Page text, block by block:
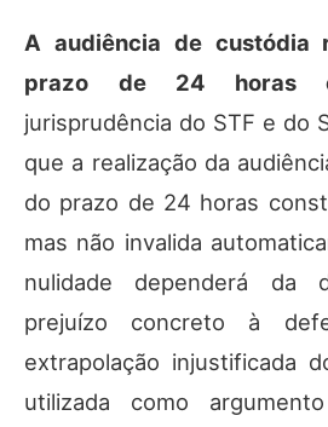
A audiência de custódia
prazo de 24 horas
jurisprudência do STF e do
que a realização da
do prazo de 24 horas
mas não invalida
nulidade dependerá da
prejuízo concreto à
extrapolação injustificada
utilizada como